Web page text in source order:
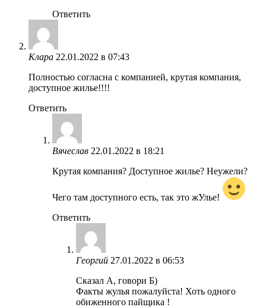
Ответить
Клара 22.01.2022 в 07:43
Полностью согласна с компанией, крутая компания,
доступное жилье!!!!
Ответить
Вячеслав 22.01.2022 в 18:21
Крутая компания? Доступное жилье? Неужели?
Чего там доступного есть, так это жУлье!
Ответить
Георгий 27.01.2022 в 06:53
Сказал А, говори Б)
Факты жулья пожалуйста! Хоть одного
обиженного пайщика !